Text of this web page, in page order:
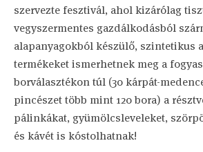
szervezte fesztivál, ahol kizárólag
vegyszermentes gazdálkodásból
alapanyagokból készülő, szintetikus
termékeket ismerhetnek meg a
borválasztékon túl (30 kárpát-
pincészet több mint 120 bora) a
pálinkákat, gyümölcsleveleket,
és kávét is kóstolhatnak!